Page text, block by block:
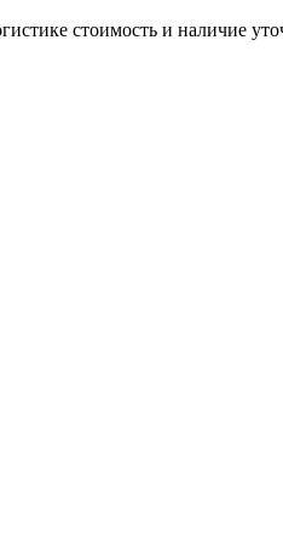
стоимость и наличие